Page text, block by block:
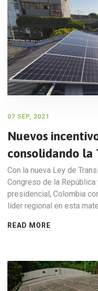
07 SEP, 2021
Nuevos
consolidando la
Con la nueva Ley de
Congreso de la República
presidencial, Colombia
líder regional en esta
READ MORE